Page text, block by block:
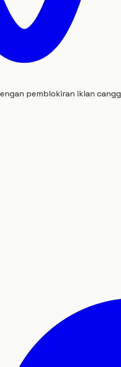
pemblokiran iklan